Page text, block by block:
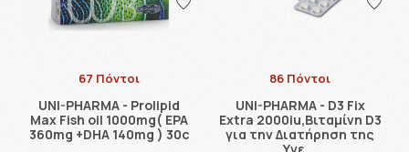
67 Πόντοι
UNI-PHARMA - Prolipid
Max Fish oil 1000mg( EPA
360mg +DHA 140mg ) 30c
86 Πόντοι
UNI-PHARMA - D3 Fix
Extra 2000iu,Βιταμίνη D3
για την Διατήρηση της